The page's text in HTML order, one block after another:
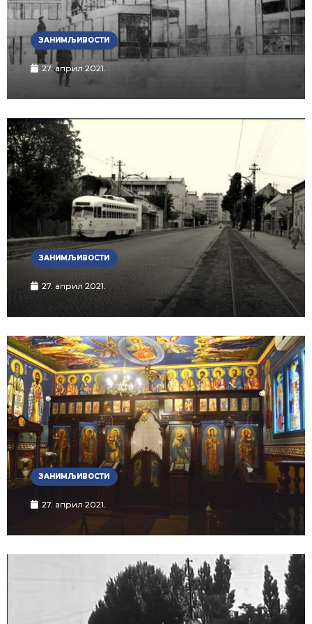
ЗАНИМЉИВОСТИ
27. април 2021.
ЗАНИМЉИВОСТИ
27. април 2021.
ЗАНИМЉИВОСТИ
27. април 2021.